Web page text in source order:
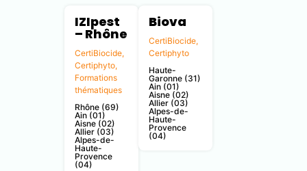
IZIpest
– Rhône
CertiBiocide,
Certiphyto,
Formations
thématiques
Rhône (69)
Ain (01)
Aisne (02)
Allier (03)
Alpes-de-
Haute-
Provence
(04)
Biova
CertiBiocide,
Certiphyto
Haute-
Garonne (31)
Ain (01)
Aisne (02)
Allier (03)
Alpes-de-
Haute-
Provence
(04)